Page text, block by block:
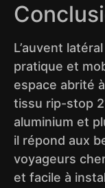
L’auvent
pratique et
espace abrité
tissu rip-stop
aluminium et
il répond aux
voyageurs
et facile à